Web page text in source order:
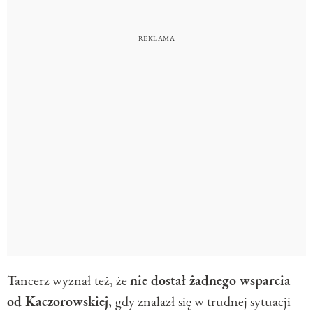
Tancerz wyznał też, żenie dostał żadnego wsparcia
od Kaczorowskiej, gdy znalazł się w trudnej sytuacji